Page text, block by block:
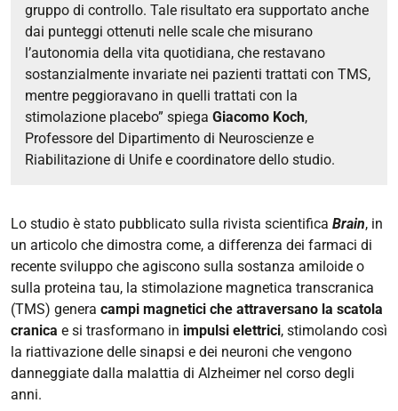
gruppo di controllo. Tale risultato era supportato anche
dai punteggi ottenuti nelle scale che misurano
l’autonomia della vita quotidiana, che restavano
sostanzialmente invariate nei pazienti trattati con TMS,
mentre peggioravano in quelli trattati con la
stimolazione placebo” spiega Giacomo Koch,
Professore del Dipartimento di Neuroscienze e
Riabilitazione di Unife e coordinatore dello studio.
Lo studio è stato pubblicato sulla rivista scientifica Brain, in
un articolo che dimostra come, a differenza dei farmaci di
recente sviluppo che agiscono sulla sostanza amiloide o
sulla proteina tau, la stimolazione magnetica transcranica
(TMS) genera campi magnetici che attraversano la scatola
cranica e si trasformano in impulsi elettrici, stimolando così
la riattivazione delle sinapsi e dei neuroni che vengono
danneggiate dalla malattia di Alzheimer nel corso degli
anni.